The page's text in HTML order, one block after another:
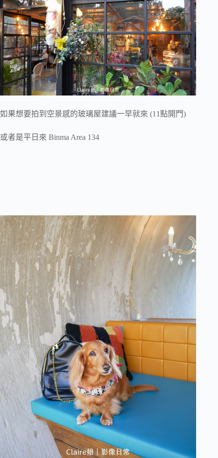
如果想要拍到空景感的玻璃屋建議一早就來 (11點開門)
或者是平日來 Binma Area 134